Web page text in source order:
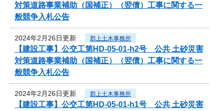
対策道路事業補助（国補正）（翌債）工事に関する一
般競争入札公告
2024年2月26日更新 郡上土木事務所
【建設工事】公交工第HD-05-01-h2号 公共 土砂災害
対策道路事業補助（国補正）（翌債）工事に関する一
般競争入札公告
2024年2月26日更新 郡上土木事務所
【建設工事】公交工第HD-05-01-h1号 公共 土砂災害